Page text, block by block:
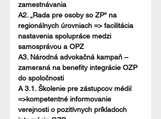
zamestnávania
A2. „Rada pre osoby so ZP“ na
regionálnych úrovniach => facilitácia
nastavenia spolupráce medzi
samosprávou a OPZ
A3. Národná advokačná kampaň –
zameraná na benefity integrácie OZP
do spoločnosti
A 3.1. Školenie pre zástupcov médií
=>kompetentné informovanie
verejnosti o pozitívnych príkladoch